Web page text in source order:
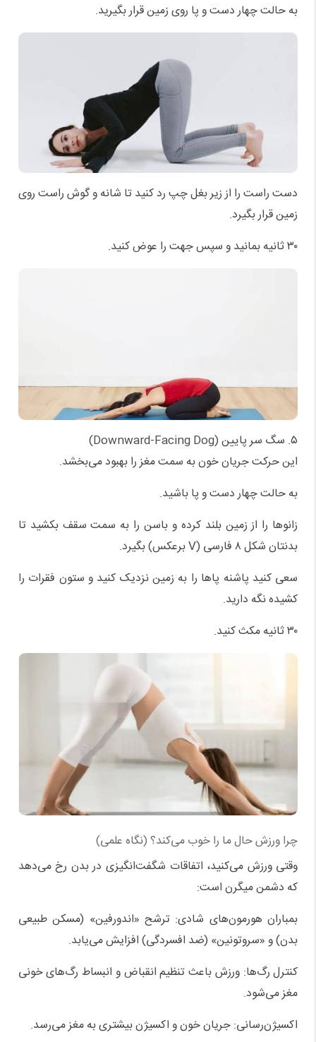
به حالت چهار دست‌ و پا روی زمین قرار بگیرید.
دست راست را از زیر بغل چپ رد کنید تا شانه و گوش راست روی
زمین قرار بگیرد.
۳۰ ثانیه بمانید و سپس جهت را عوض کنید.
۵. سگ سر پایین (Downward-Facing Dog)
این حرکت جریان خون به سمت مغز را بهبود می‌بخشد.
به حالت چهار دست و پا باشید.
زانوها را از زمین بلند کرده و باسن را به سمت سقف بکشید تا
بدنتان شکل ۸ فارسی (V برعکس) بگیرد.
سعی کنید پاشنه پاها را به زمین نزدیک کنید و ستون فقرات را
کشیده نگه دارید.
۳۰ ثانیه مکث کنید.
چرا ورزش حال ما را خوب می‌کند؟ (نگاه علمی)
وقتی ورزش می‌کنید، اتفاقات شگفت‌انگیزی در بدن رخ می‌دهد
که دشمن میگرن است:
بمباران هورمون‌های شادی: ترشح «اندورفین» (مسکن طبیعی
بدن) و «سروتونین» (ضد افسردگی) افزایش می‌یابد.
کنترل رگ‌ها: ورزش باعث تنظیم انقباض و انبساط رگ‌های خونی
مغز می‌شود.
اکسیژن‌رسانی: جریان خون و اکسیژن بیشتری به مغز می‌رسد.